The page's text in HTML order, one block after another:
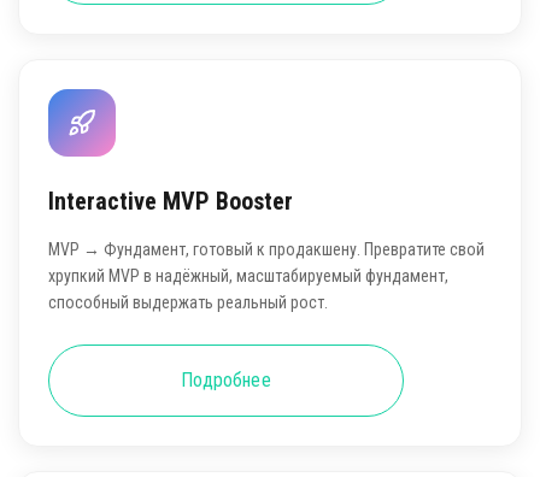
Interactive MVP Booster
MVP → Фундамент, готовый к продакшену. Превратите свой
хрупкий MVP в надёжный, масштабируемый фундамент,
способный выдержать реальный рост.
Подробнее